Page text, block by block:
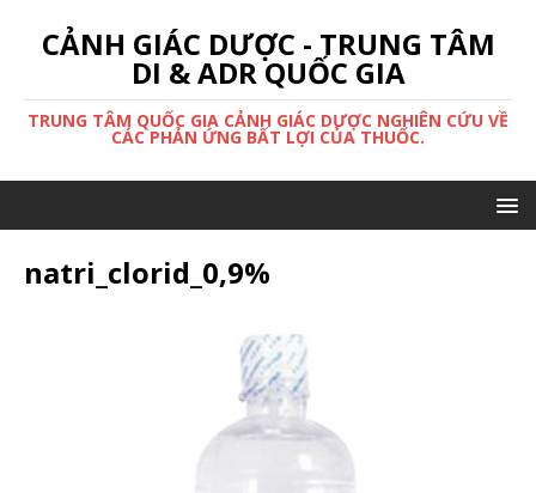
CẢNH GIÁC DƯỢC - TRUNG TÂM
DI & ADR QUỐC GIA
TRUNG TÂM QUỐC GIA CẢNH GIÁC DƯỢC NGHIÊN CỨU VỀ
CÁC PHẢN ỨNG BẤT LỢI CỦA THUỐC.
natri_clorid_0,9%